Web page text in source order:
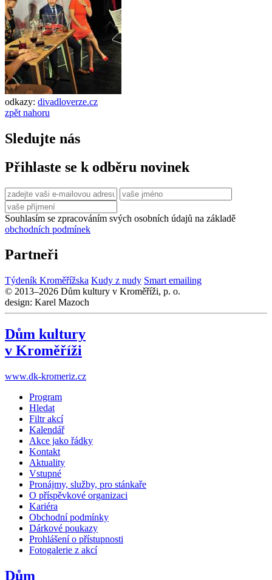
odkazy: divadloverze.cz
zpět nahoru
Sledujte nás
Přihlaste se k odběru novinek
Souhlasím se zpracováním svých osobních údajů na základě
obchodních podmínek
Partneři
Týdeník Kroměřížska Kudy z nudy Smart emailing
© 2013–2026 Dům kultury v Kroměříži, p. o.
design: Karel Mazoch
Dům kultury
v Kroměříži
www.dk-kromeriz.cz
Program
Hledat
Filtr akcí
Kalendář
Akce jako řádky
Kontakt
Aktuality
Vstupné
Pronájmy, služby, pro stánkaře
O příspěvkové organizaci
Kariéra
Obchodní podmínky
Dárkové poukazy
Prohlášení o přístupnosti
Fotogalerie z akcí
Dům